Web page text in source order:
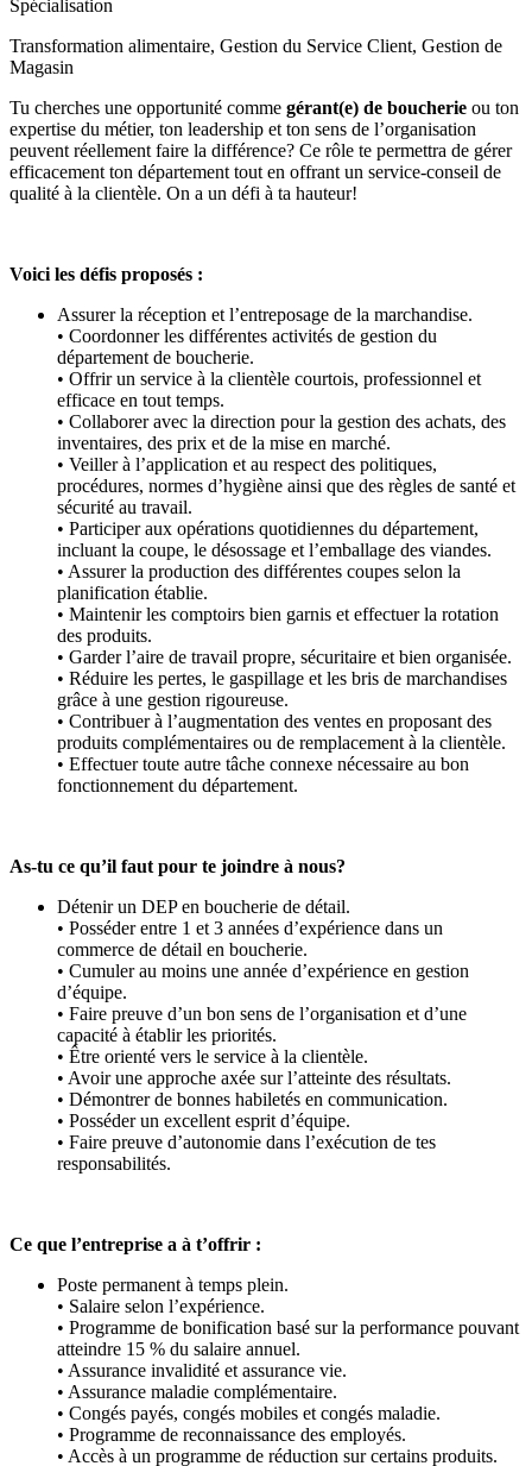
Spécialisation
Transformation alimentaire, Gestion du Service Client, Gestion de
Magasin
Tu cherches une opportunité comme gérant(e) de boucherie ou ton
expertise du métier, ton leadership et ton sens de l’organisation
peuvent réellement faire la différence? Ce rôle te permettra de gérer
efficacement ton département tout en offrant un service-conseil de
qualité à la clientèle. On a un défi à ta hauteur!
Voici les défis proposés :
Assurer la réception et l’entreposage de la marchandise.
• Coordonner les différentes activités de gestion du
département de boucherie.
• Offrir un service à la clientèle courtois, professionnel et
efficace en tout temps.
• Collaborer avec la direction pour la gestion des achats, des
inventaires, des prix et de la mise en marché.
• Veiller à l’application et au respect des politiques,
procédures, normes d’hygiène ainsi que des règles de santé et
sécurité au travail.
• Participer aux opérations quotidiennes du département,
incluant la coupe, le désossage et l’emballage des viandes.
• Assurer la production des différentes coupes selon la
planification établie.
• Maintenir les comptoirs bien garnis et effectuer la rotation
des produits.
• Garder l’aire de travail propre, sécuritaire et bien organisée.
• Réduire les pertes, le gaspillage et les bris de marchandises
grâce à une gestion rigoureuse.
• Contribuer à l’augmentation des ventes en proposant des
produits complémentaires ou de remplacement à la clientèle.
• Effectuer toute autre tâche connexe nécessaire au bon
fonctionnement du département.
As-tu ce qu’il faut pour te joindre à nous?
Détenir un DEP en boucherie de détail.
• Posséder entre 1 et 3 années d’expérience dans un
commerce de détail en boucherie.
• Cumuler au moins une année d’expérience en gestion
d’équipe.
• Faire preuve d’un bon sens de l’organisation et d’une
capacité à établir les priorités.
• Être orienté vers le service à la clientèle.
• Avoir une approche axée sur l’atteinte des résultats.
• Démontrer de bonnes habiletés en communication.
• Posséder un excellent esprit d’équipe.
• Faire preuve d’autonomie dans l’exécution de tes
responsabilités.
Ce que l’entreprise a à t’offrir :
Poste permanent à temps plein.
• Salaire selon l’expérience.
• Programme de bonification basé sur la performance pouvant
atteindre 15 % du salaire annuel.
• Assurance invalidité et assurance vie.
• Assurance maladie complémentaire.
• Congés payés, congés mobiles et congés maladie.
• Programme de reconnaissance des employés.
• Accès à un programme de réduction sur certains produits.